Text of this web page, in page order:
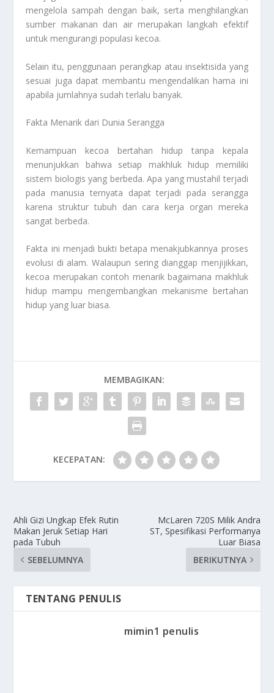
mengelola sampah dengan baik, serta menghilangkan
sumber makanan dan air merupakan langkah efektif
untuk mengurangi populasi kecoa.
Selain itu, penggunaan perangkap atau insektisida yang
sesuai juga dapat membantu mengendalikan hama ini
apabila jumlahnya sudah terlalu banyak.
Fakta Menarik dari Dunia Serangga
Kemampuan kecoa bertahan hidup tanpa kepala
menunjukkan bahwa setiap makhluk hidup memiliki
sistem biologis yang berbeda. Apa yang mustahil terjadi
pada manusia ternyata dapat terjadi pada serangga
karena struktur tubuh dan cara kerja organ mereka
sangat berbeda.
Fakta ini menjadi bukti betapa menakjubkannya proses
evolusi di alam. Walaupun sering dianggap menjijikkan,
kecoa merupakan contoh menarik bagaimana makhluk
hidup mampu mengembangkan mekanisme bertahan
hidup yang luar biasa.
MEMBAGIKAN:
KECEPATAN:
Ahli Gizi Ungkap Efek Rutin
Makan Jeruk Setiap Hari
pada Tubuh
SEBELUMNYA
McLaren 720S Milik Andra
ST, Spesifikasi Performanya
Luar Biasa
BERIKUTNYA
TENTANG PENULIS
mimin1 penulis